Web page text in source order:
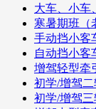
大车、小车
寒暑期班（
手动挡小客
自动挡小客
增驾轻型牵
初学/增驾
初学/增驾